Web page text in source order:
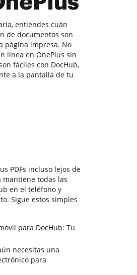
entiendes cuán
de documentos son
página impresa. No
línea en OnePlus sin
fáciles con DocHub,
a la pantalla de tu
PDFs incluso lejos de
todas las
en el teléfono y
Sigue estos simples
para DocHub: Tu
necesitas una
para